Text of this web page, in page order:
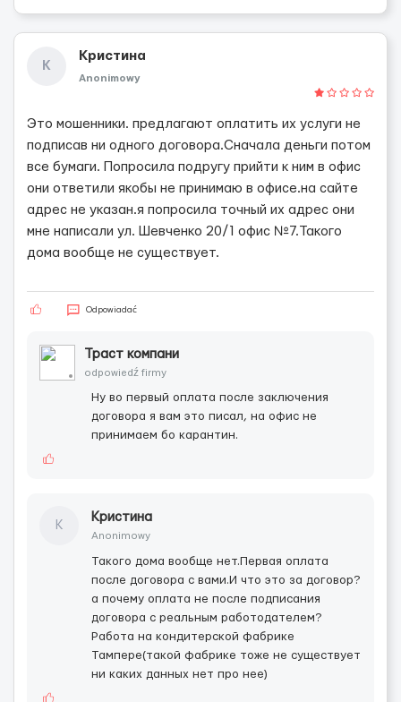
К
Кристина
Anonimowy
Это мошенники. предлагают оплатить их услуги не
подписав ни одного договора.Сначала деньги потом
все бумаги. Попросила подругу прийти к ним в офис
они ответили якобы не принимаю в офисе.на сайте
адрес не указан.я попросила точный их адрес они
мне написали ул. Шевченко 20/1 офис №7.Такого
дома вообще не существует.
Odpowiadać
Траст компани
odpowiedź firmy
Ну во первый оплата после заключения
договора я вам это писал, на офис не
принимаем бо карантин.
К
Кристина
Anonimowy
Такого дома вообще нет.Первая оплата
после договора с вами.И что это за договор?
а почему оплата не после подписания
договора с реальным работодателем?
Работа на кондитерской фабрике
Тампере(такой фабрике тоже не существует
ни каких данных нет про нее)